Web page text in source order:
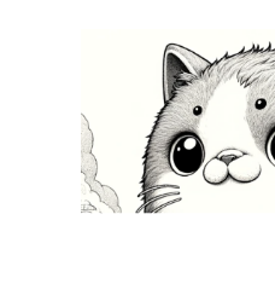
には、1日2000円は出せ
なんかは、電源付きの場